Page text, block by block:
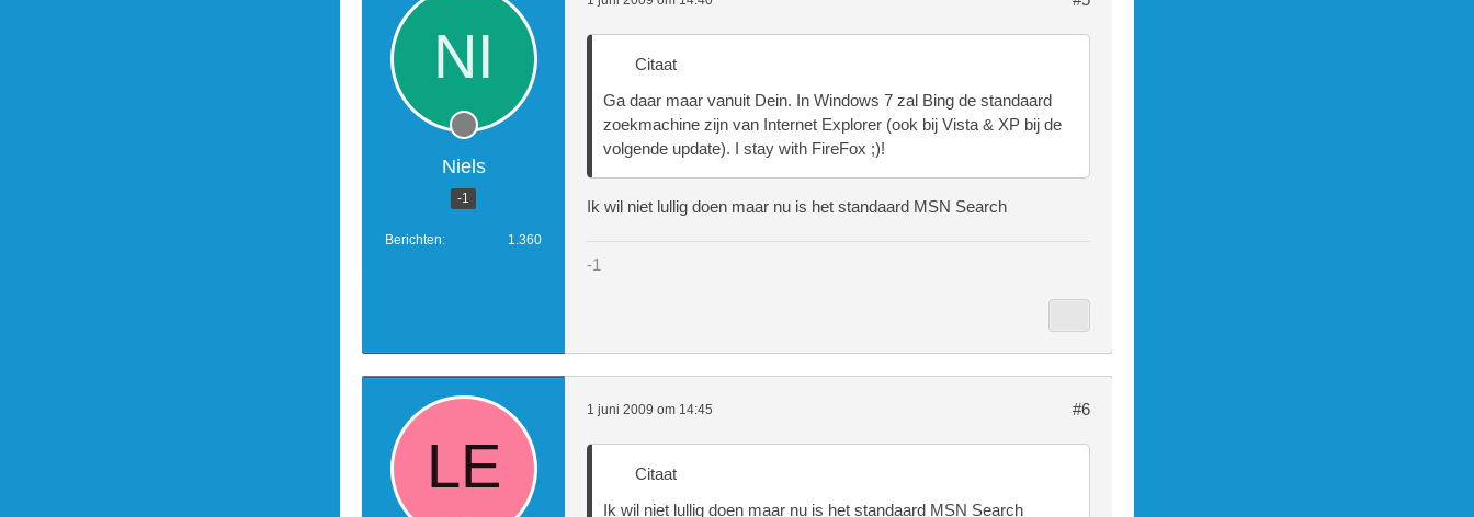
Niels
-1
Berichten 1.360
Citaat
Ga daar maar vanuit Dein. In Windows 7 zal Bing de standaard
zoekmachine zijn van Internet Explorer (ook bij Vista & XP bij de
volgende update). I stay with FireFox ;)!
Ik wil niet lullig doen maar nu is het standaard MSN Search
-1
1 juni 2009 om 14:45 #6
Citaat
Ik wil niet lullig doen maar nu is het standaard MSN Search